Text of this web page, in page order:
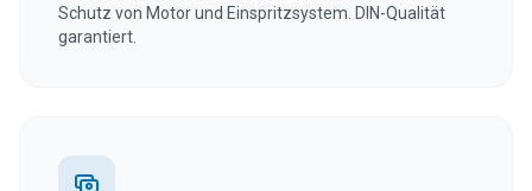
Schutz von Motor und Einspritzsystem. DIN-Qualität
garantiert.